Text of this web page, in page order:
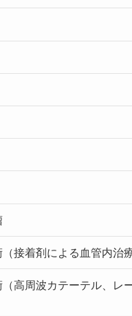
接着剤による血管内治療
（高周波カテーテル、レ